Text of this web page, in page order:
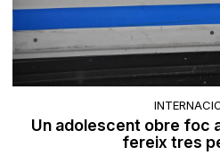
Un adolescent obre foc
fereix tres